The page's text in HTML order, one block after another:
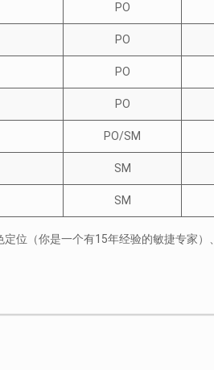
PO
PO
PO
PO
PO/SM
SM
SM
位（你是一个有15年经验的敏捷专家